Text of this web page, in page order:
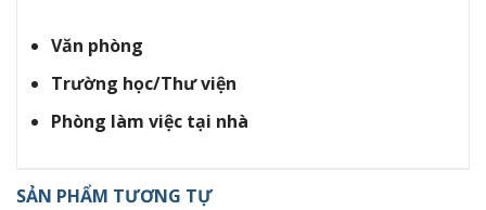
Văn phòng
Trường học/Thư viện
Phòng làm việc tại nhà
SẢN PHẨM TƯƠNG TỰ